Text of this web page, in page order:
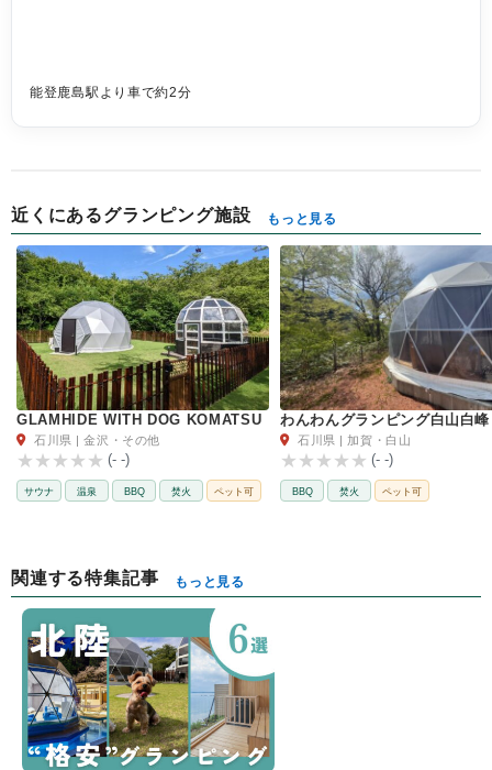
能登鹿島駅より車で約2分
近くにあるグランピング施設 もっと見る
GLAMHIDE WITH DOG KOMATSU
石川県 | 金沢・その他
(- -)
サウナ 温泉 BBQ 焚火 ペット可
わんわんグランピング白山白峰
石川県 | 加賀・白山
(- -)
BBQ 焚火 ペット可
関連する特集記事 もっと見る